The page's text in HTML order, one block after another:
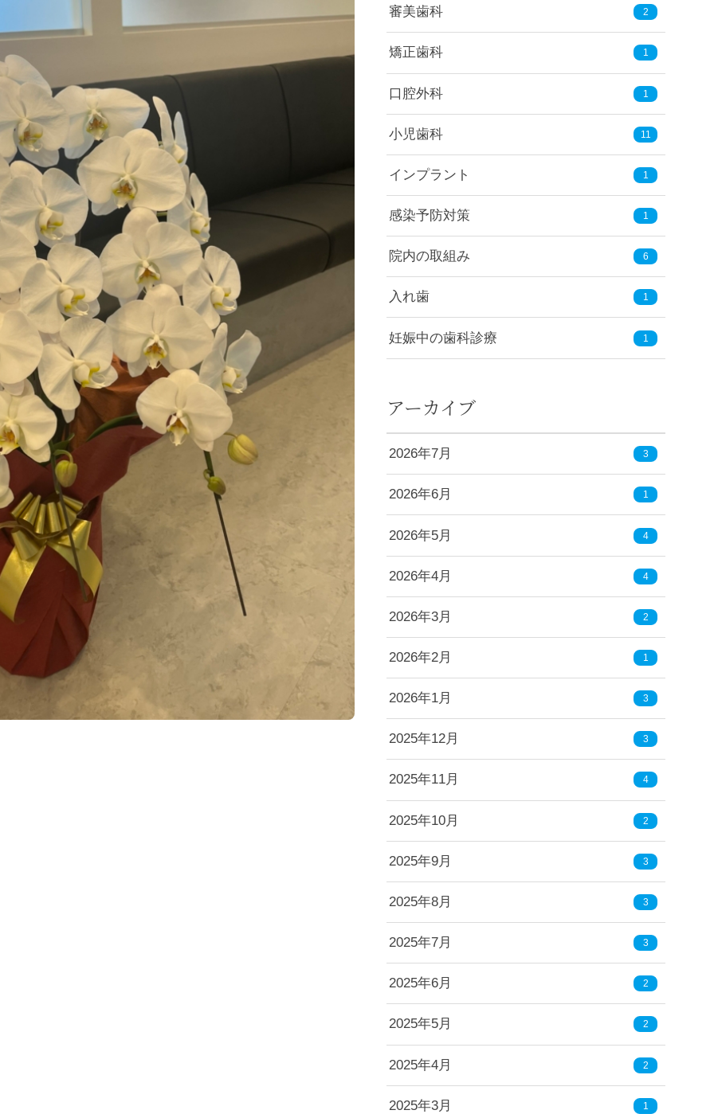
審美歯科 2
矯正歯科 1
口腔外科 1
小児歯科 11
インプラント 1
感染予防対策 1
院内の取組み 6
入れ歯 1
妊娠中の歯科診療 1
アーカイブ
2026年7月 3
2026年6月 1
2026年5月 4
2026年4月 4
2026年3月 2
2026年2月 1
2026年1月 3
2025年12月 3
2025年11月 4
2025年10月 2
2025年9月 3
2025年8月 3
2025年7月 3
2025年6月 2
2025年5月 2
2025年4月 2
2025年3月 1